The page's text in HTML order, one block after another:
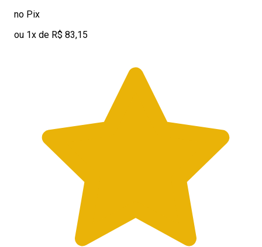
no Pix
ou 1x de R$ 83,15